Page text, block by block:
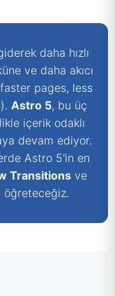
daha hızlı
ve daha akıcı
pages, less
Astro 5, bu üç
içerik odaklı
devam ediyor.
Astro 5'in en
Transitionsve